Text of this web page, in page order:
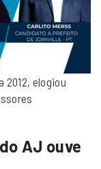
2012, elogiou
AJ ouve